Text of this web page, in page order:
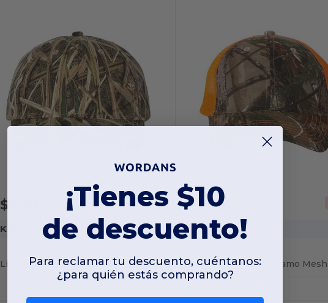
$6,03 -22%
Kati LC15V
Licensed Camo Cap With Velcro®
$5,54
Kati LC5M
¡Tienes $10
de descuento!
Para reclamar tu descuento, cuéntanos:
¿para quién estás comprando?